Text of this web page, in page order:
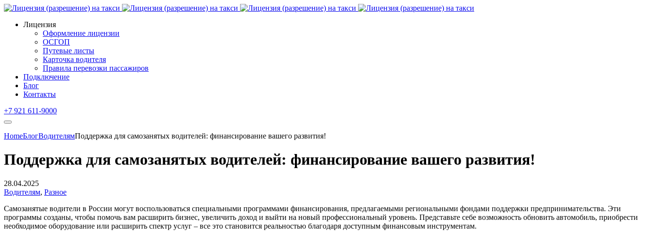
Лицензия
Оформление лицензии
ОСГОП
Путевые листы
Карточка водителя
Правила перевозки пассажиров
Подключение
Блог
Контакты
+7 921 611-9000
HomeБлогВодителямПоддержка для самозанятых водителей: финансирование вашего развития!
Поддержка для самозанятых водителей: финансирование вашего развития!
28.04.2025
Водителям, Разное
Самозанятые водители в России могут воспользоваться специальными программами финансирования, предлагаемыми региональными фондами поддержки предпринимательства. Эти
программы созданы, чтобы помочь вам расширить бизнес, увеличить доход и выйти на новый профессиональный уровень. Представьте себе возможность обновить автомобиль, приобрести
необходимое оборудование или расширить спектр услуг – все это становится реальностью благодаря доступным финансовым инструментам.